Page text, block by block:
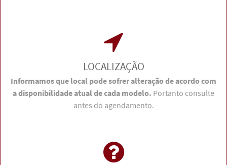
LOCALIZAÇÃO
Informamos que local pode sofrer alteração de acordo com
a disponibilidade atual de cada modelo. Portanto consulte
antes do agendamento.